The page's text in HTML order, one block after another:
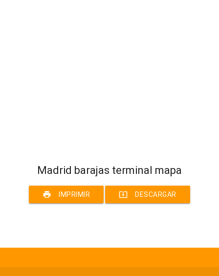
Madrid barajas terminal mapa
print IMPRIMIR system_update_alt DESCARGAR